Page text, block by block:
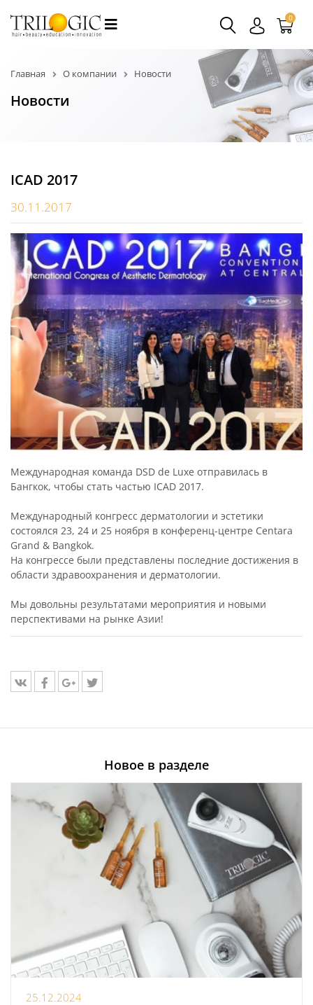
0
Главная О компании Новости
Новости
ICAD 2017
30.11.2017
Международная команда DSD de Luxe отправилась в
Бангкок, чтобы стать частью ICAD 2017.
Международный конгресс дерматологии и эстетики
состоялся 23, 24 и 25 ноября в конференц-центре Centara
Grand & Bangkok.
На конгрессе были представлены последние достижения в
области здравоохранения и дерматологии.
Мы довольны результатами мероприятия и новыми
перспективами на рынке Азии!
Новое в разделе
25.12.2024